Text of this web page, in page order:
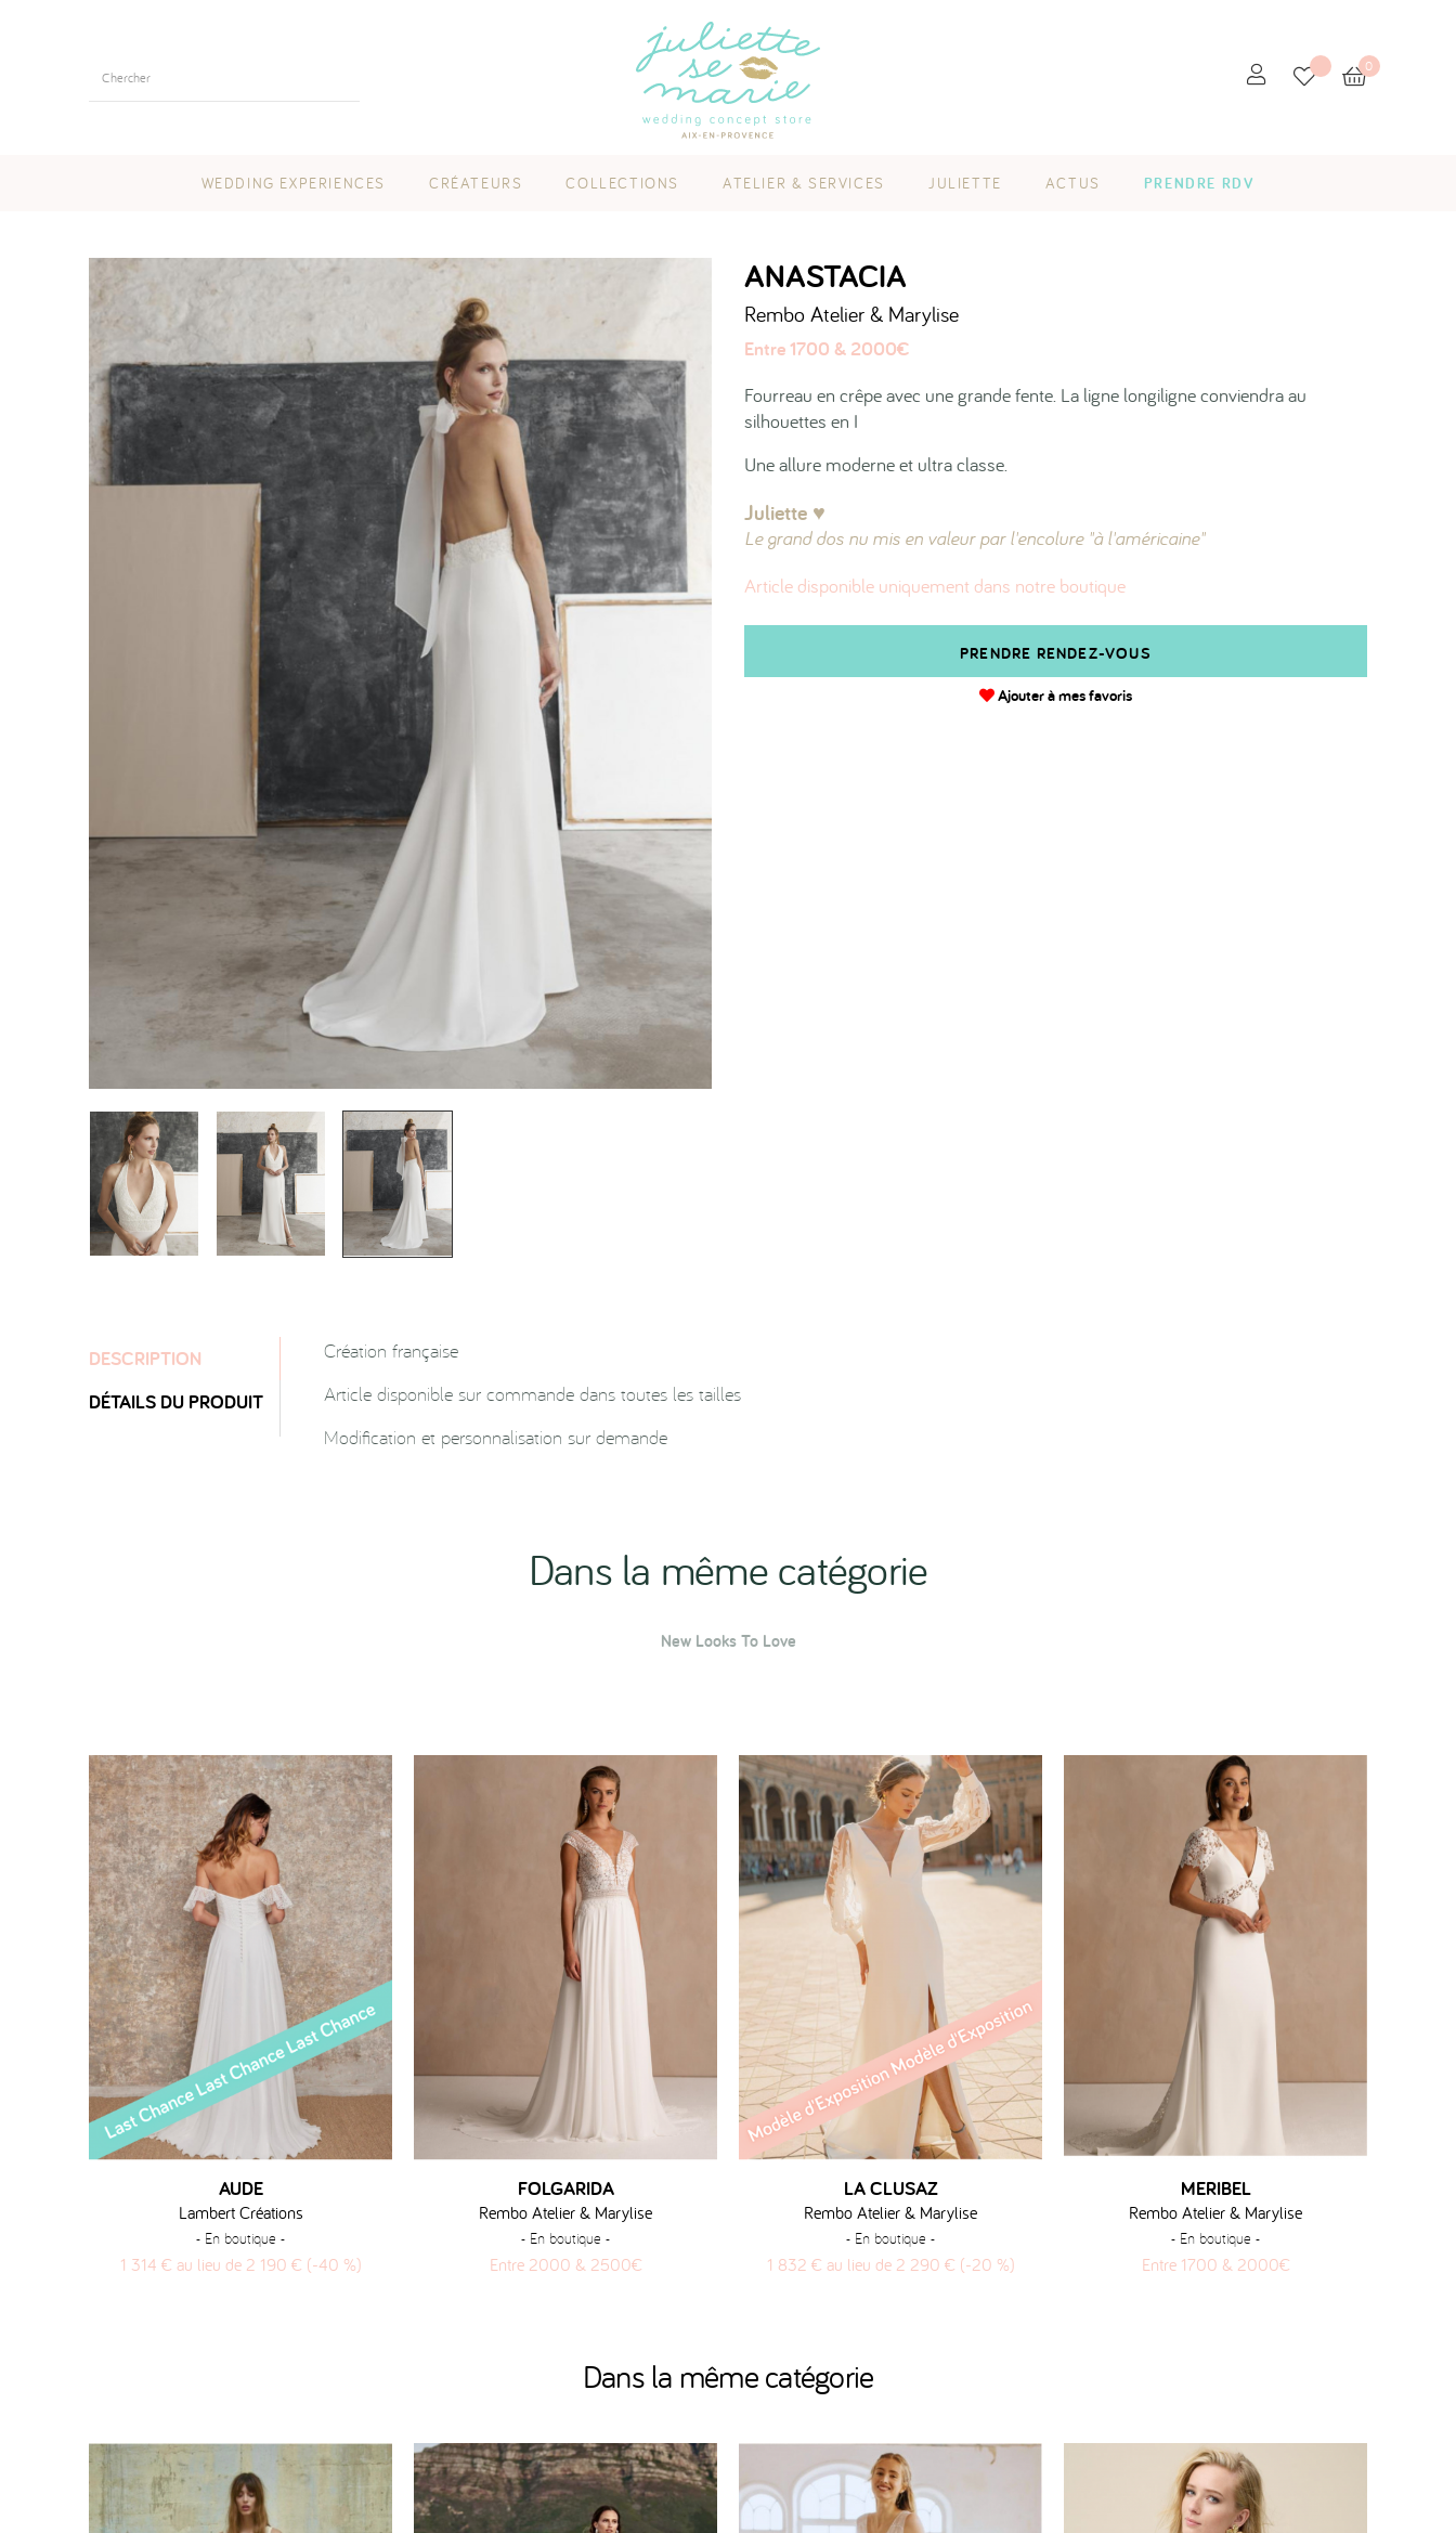
0
WEDDING EXPERIENCES CRÉATEURS COLLECTIONS ATELIER & SERVICES JULIETTE ACTUS PRENDRE RDV
ANASTACIA
Rembo Atelier & Marylise
Entre 1700 & 2000€
Fourreau en crêpe avec une grande fente. La ligne longiligne conviendra au
silhouettes en I
Une allure moderne et ultra classe.
Juliette ♥︎
Le grand dos nu mis en valeur par l'encolure "à l'américaine"
Article disponible uniquement dans notre boutique
PRENDRE RENDEZ-VOUS
Ajouter à mes favoris
DESCRIPTION
DÉTAILS DU PRODUIT
Création française
Article disponible sur commande dans toutes les tailles
Modification et personnalisation sur demande
Dans la même catégorie
New Looks To Love
AUDE
Lambert Créations
- En boutique -
1 314 € au lieu de 2 190 € (-40 %)
FOLGARIDA
Rembo Atelier & Marylise
- En boutique -
Entre 2000 & 2500€
LA CLUSAZ
Rembo Atelier & Marylise
- En boutique -
1 832 € au lieu de 2 290 € (-20 %)
MERIBEL
Rembo Atelier & Marylise
- En boutique -
Entre 1700 & 2000€
Dans la même catégorie